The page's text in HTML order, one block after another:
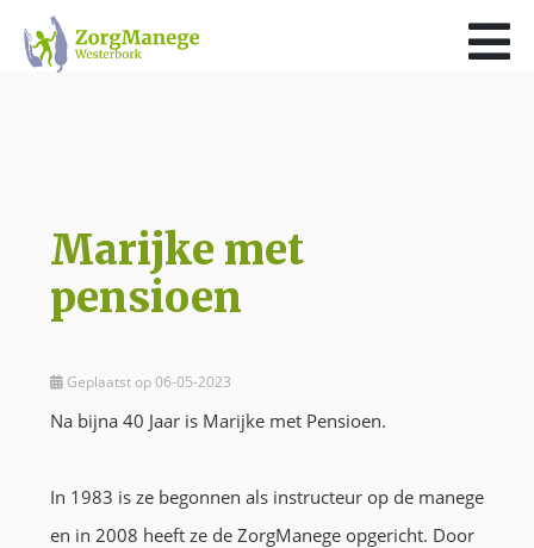
×
Het paard biedt kansen!
Kwaliteit en kernwaarden
Financiering
Wat we bieden
Dagbesteding
Werkbegeleiding
Marijke met
pensioen
Geplaatst op 06-05-2023
Na bijna 40 Jaar is Marijke met Pensioen.
In 1983 is ze begonnen als instructeur op de manege
en in 2008 heeft ze de ZorgManege opgericht. Door